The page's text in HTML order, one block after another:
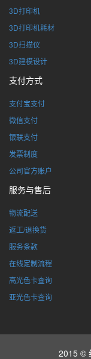
3D打印机
3D打印机耗材
3D扫描仪
3D建模设计
支付方式
支付宝支付
微信支付
银联支付
发票制度
公司官方账户
服务与售后
物流配送
返工/退换货
服务条款
在线定制流程
高光色卡查询
亚光色卡查询
2015 ©